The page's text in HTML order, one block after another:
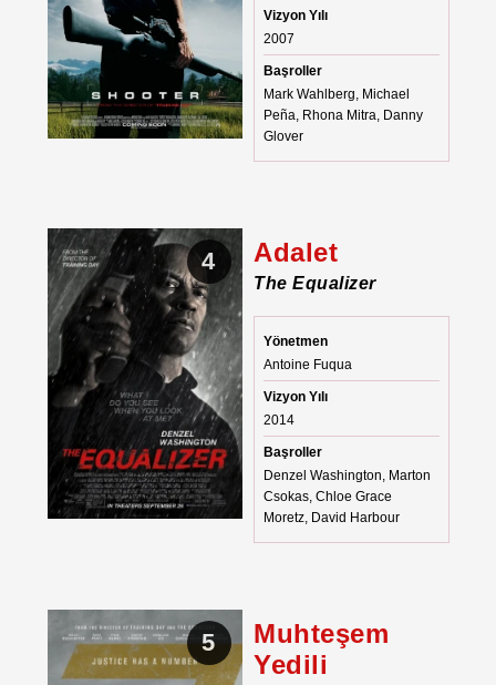
Vizyon Yılı
2007
Başroller
Mark Wahlberg, Michael
Peña, Rhona Mitra, Danny
Glover
4 Adalet
The Equalizer
Yönetmen
Antoine Fuqua
Vizyon Yılı
2014
Başroller
Denzel Washington, Marton
Csokas, Chloe Grace
Moretz, David Harbour
5
Muhteşem
Yedili